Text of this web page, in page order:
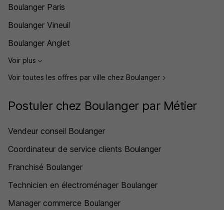
Boulanger Paris
Boulanger Vineuil
Boulanger Anglet
Voir plus
Voir toutes les offres par ville chez Boulanger
Postuler chez Boulanger par Métier
Vendeur conseil Boulanger
Coordinateur de service clients Boulanger
Franchisé Boulanger
Technicien en électroménager Boulanger
Manager commerce Boulanger